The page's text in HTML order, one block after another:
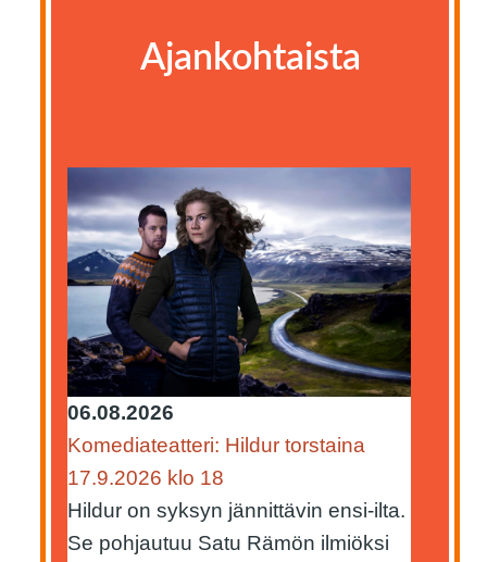
Ajankohtaista
06.08.2026
Komediateatteri: Hildur torstaina
17.9.2026 klo 18
Hildur on syksyn jännittävin ensi-ilta.
Se pohjautuu Satu Rämön ilmiöksi